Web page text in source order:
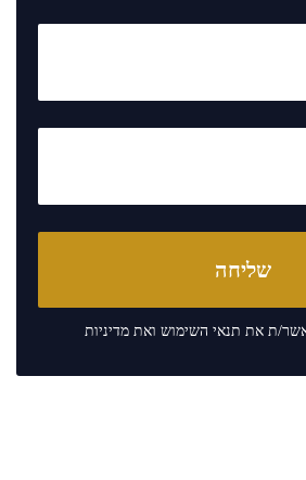
ת את תנאי השימוש ואת מדיניות